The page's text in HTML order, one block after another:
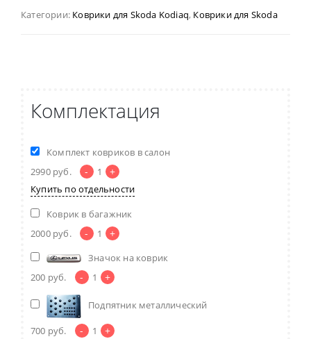
Категории: Коврики для Skoda Kodiaq, Коврики для Skoda
Комплектация
Комплект ковриков в салон
2990 руб. - 1 +
Купить по отдельности
Коврик в багажник
2000 руб. - 1 +
Значок на коврик
200 руб. - 1 +
Подпятник металлический
700 руб. - 1 +